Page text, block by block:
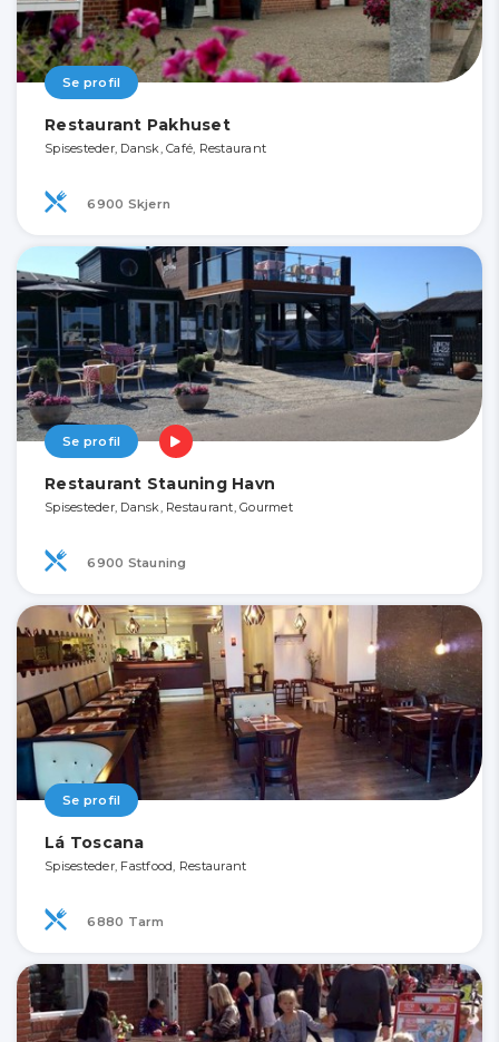
Se profil
Restaurant Pakhuset
Spisesteder, Dansk, Café, Restaurant
6900 Skjern
Se profil
Restaurant Stauning Havn
Spisesteder, Dansk, Restaurant, Gourmet
6900 Stauning
Se profil
Lá Toscana
Spisesteder, Fastfood, Restaurant
6880 Tarm